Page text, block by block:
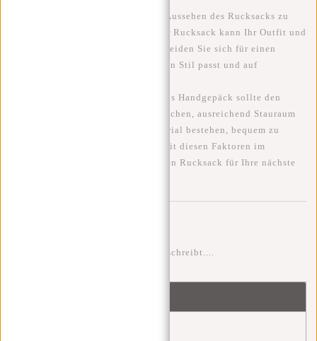
Schließlich ist es wichtig, auf das Aussehen des Rucksacks zu
achten. Ein stilvoller und moderner Rucksack kann Ihr Outfit und
Ihr Reiseerlebnis aufwerten. Entscheiden Sie sich für einen
Rucksack, der zu Ihrem persönlichen Stil passt und auf
Kurz gesagt, der ideale Rucksack als Handgepäck sollte den
entsprechen, ausreichend Stauraum
bieten, aus strapazierfähigem Material bestehen, bequem zu
tragen sein und schick aussehen. Mit diesen Faktoren im
Hinterkopf können Sie den perfekten Rucksack für Ihre nächste
Sei der erste der einen Kommentar schreibt....